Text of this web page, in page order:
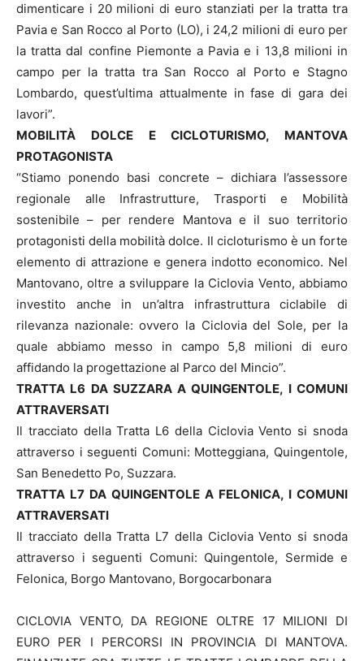
dimenticare i 20 milioni di euro stanziati per la tratta tra
Pavia e San Rocco al Porto (LO), i 24,2 milioni di euro per
la tratta dal confine Piemonte a Pavia e i 13,8 milioni in
campo per la tratta tra San Rocco al Porto e Stagno
Lombardo, quest’ultima attualmente in fase di gara dei
lavori”.
MOBILITÀ DOLCE E CICLOTURISMO, MANTOVA
PROTAGONISTA
“Stiamo ponendo basi concrete – dichiara l’assessore
regionale alle Infrastrutture, Trasporti e Mobilità
sostenibile – per rendere Mantova e il suo territorio
protagonisti della mobilità dolce. Il cicloturismo è un forte
elemento di attrazione e genera indotto economico. Nel
Mantovano, oltre a sviluppare la Ciclovia Vento, abbiamo
investito anche in un’altra infrastruttura ciclabile di
rilevanza nazionale: ovvero la Ciclovia del Sole, per la
quale abbiamo messo in campo 5,8 milioni di euro
affidando la progettazione al Parco del Mincio”.
TRATTA L6 DA SUZZARA A QUINGENTOLE, I COMUNI
ATTRAVERSATI
Il tracciato della Tratta L6 della Ciclovia Vento si snoda
attraverso i seguenti Comuni: Motteggiana, Quingentole,
San Benedetto Po, Suzzara.
TRATTA L7 DA QUINGENTOLE A FELONICA, I COMUNI
ATTRAVERSATI
Il tracciato della Tratta L7 della Ciclovia Vento si snoda
attraverso i seguenti Comuni: Quingentole, Sermide e
Felonica, Borgo Mantovano, Borgocarbonara
CICLOVIA VENTO, DA REGIONE OLTRE 17 MILIONI DI
EURO PER I PERCORSI IN PROVINCIA DI MANTOVA.